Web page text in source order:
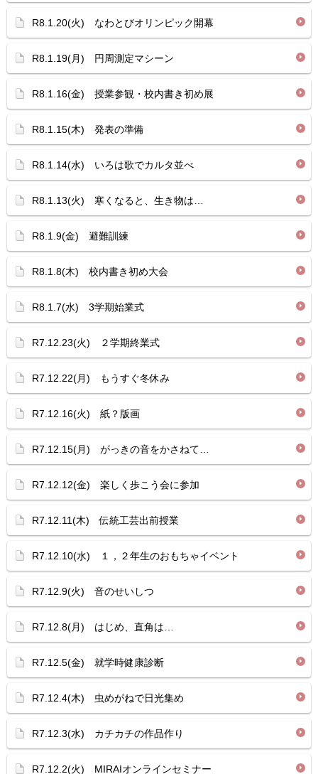
R8.1.20(火) なわとびオリンピック開幕
R8.1.19(月) 円周測定マシーン
R8.1.16(金) 授業参観・校内書き初め展
R8.1.15(木) 発表の準備
R8.1.14(水) いろは歌でカルタ並べ
R8.1.13(火) 寒くなると、生き物は…
R8.1.9(金) 避難訓練
R8.1.8(木) 校内書き初め大会
R8.1.7(水) 3学期始業式
R7.12.23(火) ２学期終業式
R7.12.22(月) もうすぐ冬休み
R7.12.16(火) 紙？版画
R7.12.15(月) がっきの音をかさねて…
R7.12.12(金) 楽しく歩こう会に参加
R7.12.11(木) 伝統工芸出前授業
R7.12.10(水) １，２年生のおもちゃイベント
R7.12.9(火) 音のせいしつ
R7.12.8(月) はじめ、直角は…
R7.12.5(金) 就学時健康診断
R7.12.4(木) 虫めがねで日光集め
R7.12.3(水) カチカチの作品作り
R7.12.2(火) MIRAIオンラインセミナー